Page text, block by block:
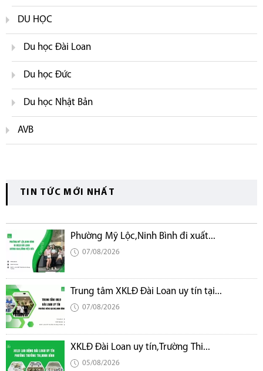
DU HỌC
Du học Đài Loan
Du học Đức
Du học Nhật Bản
AVB
TIN TỨC MỚI NHẤT
Phường Mỹ Lộc,Ninh Bình đi xuất...
07/08/2026
Trung tâm XKLĐ Đài Loan uy tín tại...
07/08/2026
XKLĐ Đài Loan uy tín,Trường Thi...
05/08/2026